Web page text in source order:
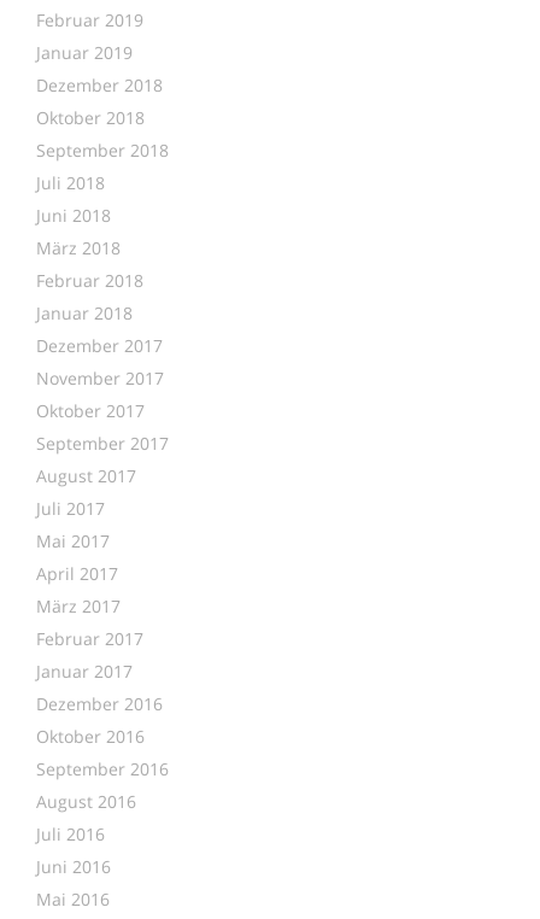
Februar 2019
Januar 2019
Dezember 2018
Oktober 2018
September 2018
Juli 2018
Juni 2018
März 2018
Februar 2018
Januar 2018
Dezember 2017
November 2017
Oktober 2017
September 2017
August 2017
Juli 2017
Mai 2017
April 2017
März 2017
Februar 2017
Januar 2017
Dezember 2016
Oktober 2016
September 2016
August 2016
Juli 2016
Juni 2016
Mai 2016